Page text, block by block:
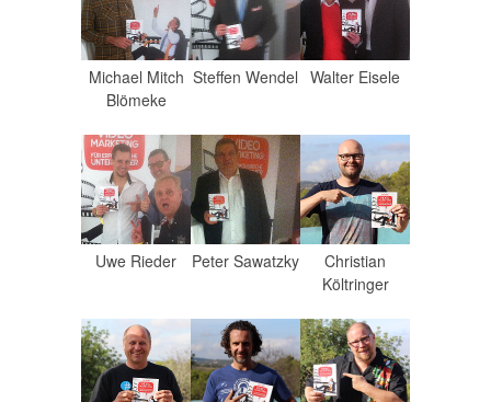
Michael Mitch
Blömeke
Steffen Wendel Walter Eisele
Uwe Rieder Peter Sawatzky
Christian
Költringer